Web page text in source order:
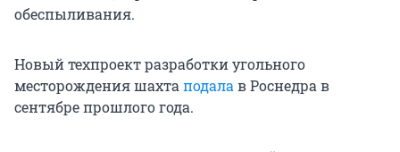
обеспыливания.
Новый техпроект разработки угольного
месторождения шахта подала в Роснедра в
сентябре прошлого года.